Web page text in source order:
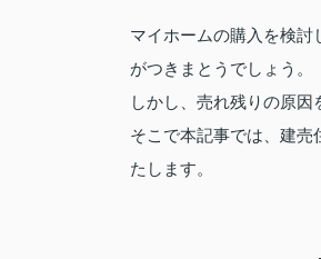
マイホームの購入を検
がつきまとうでしょう。
しかし、売れ残りの原因
そこで本記事では、建
たします。